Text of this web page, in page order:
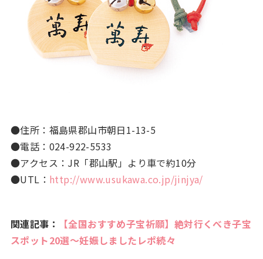
●住所：福島県郡山市朝日1-13-5
●電話：024-922-5533
●アクセス：JR「郡山駅」より車で約10分
●UTL： http://www.usukawa.co.jp/jinjya/
関連記事：
【全国おすすめ子宝祈願】絶対行くべき子宝
スポット20選〜妊娠しましたレポ続々